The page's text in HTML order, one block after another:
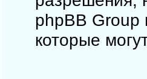
phpBB Group
которые